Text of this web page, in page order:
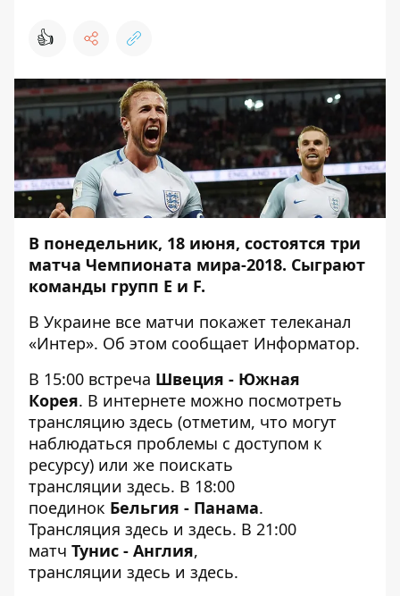
👍
В понедельник, 18 июня, состоятся три
матча Чемпионата мира-2018. Сыграют
команды групп E и F.
В Украине все матчи покажет телеканал
«Интер». Об этом сообщает Информатор.
В 15:00 встреча Швеция - Южная
Корея. В интернете можно посмотреть
трансляцию здесь (отметим, что могут
наблюдаться проблемы с доступом к
ресурсу) или же поискать
трансляции здесь. В 18:00
поединок Бельгия - Панама.
Трансляция здесь и здесь. В 21:00
матч Тунис - Англия,
трансляции здесь и здесь.